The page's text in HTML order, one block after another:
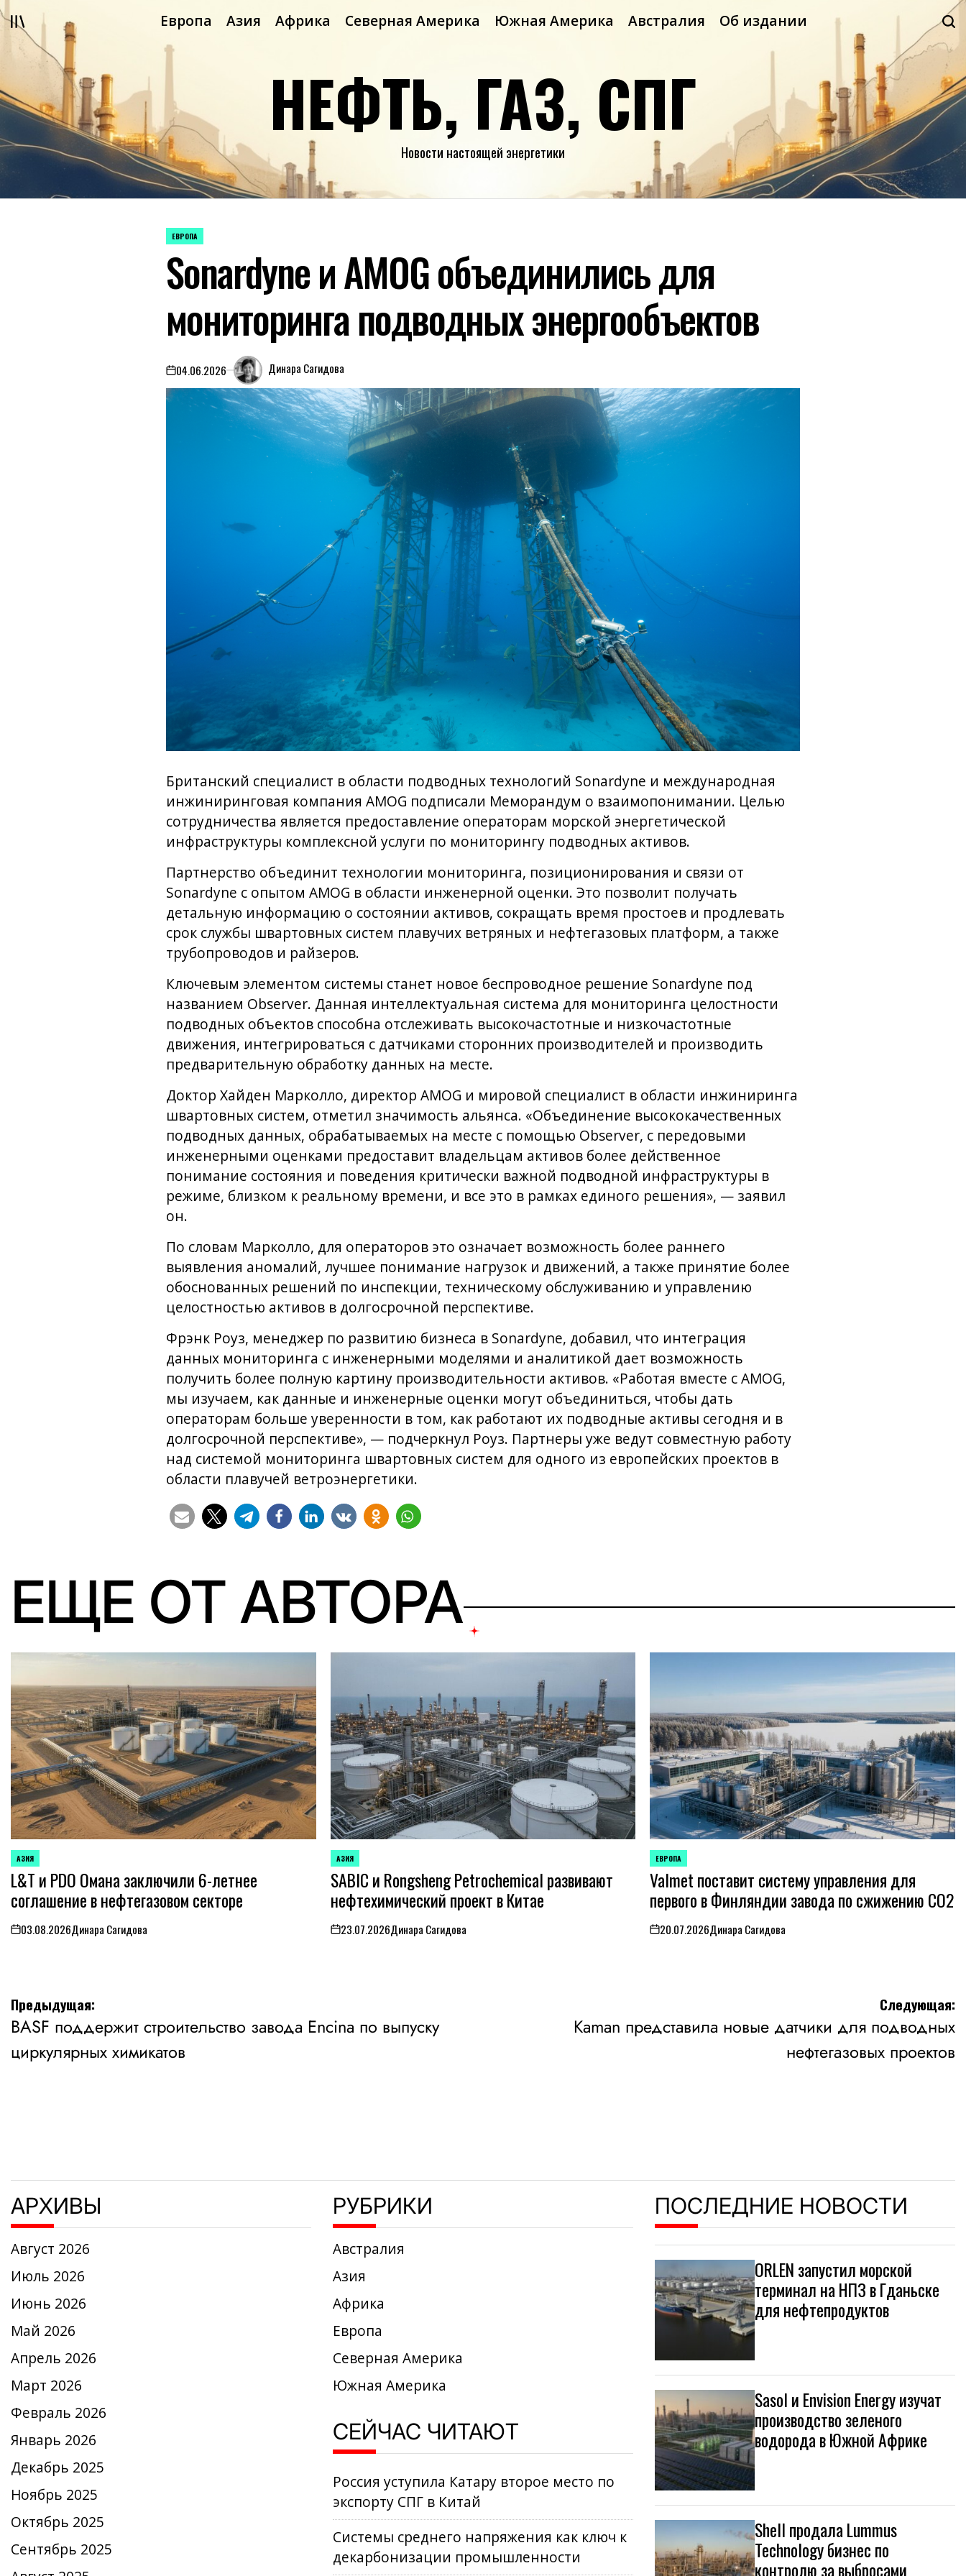
Перейти
содержимому
Европа Азия Африка Северная Америка Южная Америка Австралия Об издании
НЕФТЬ, ГАЗ, СПГ
Новости настоящей энергетики
ОПУБЛИКОВАНО
ЕВРОПА
Sonardyne и AMOG объединились для
мониторинга подводных энергообъектов
on04.06.2026 Динара Сагидова
Британский специалист в области подводных технологий Sonardyne и международная
инжиниринговая компания AMOG подписали Меморандум о взаимопонимании. Целью
сотрудничества является предоставление операторам морской энергетической
инфраструктуры комплексной услуги по мониторингу подводных активов.
Партнерство объединит технологии мониторинга, позиционирования и связи от
Sonardyne с опытом AMOG в области инженерной оценки. Это позволит получать
детальную информацию о состоянии активов, сокращать время простоев и продлевать
срок службы швартовных систем плавучих ветряных и нефтегазовых платформ, а также
трубопроводов и райзеров.
Ключевым элементом системы станет новое беспроводное решение Sonardyne под
названием Observer. Данная интеллектуальная система для мониторинга целостности
подводных объектов способна отслеживать высокочастотные и низкочастотные
движения, интегрироваться с датчиками сторонних производителей и производить
предварительную обработку данных на месте.
Доктор Хайден Марколло, директор AMOG и мировой специалист в области инжиниринга
швартовных систем, отметил значимость альянса. «Объединение высококачественных
подводных данных, обрабатываемых на месте с помощью Observer, с передовыми
инженерными оценками предоставит владельцам активов более действенное
понимание состояния и поведения критически важной подводной инфраструктуры в
режиме, близком к реальному времени, и все это в рамках единого решения», — заявил
он.
По словам Марколло, для операторов это означает возможность более раннего
выявления аномалий, лучшее понимание нагрузок и движений, а также принятие более
обоснованных решений по инспекции, техническому обслуживанию и управлению
целостностью активов в долгосрочной перспективе.
Фрэнк Роуз, менеджер по развитию бизнеса в Sonardyne, добавил, что интеграция
данных мониторинга с инженерными моделями и аналитикой дает возможность
получить более полную картину производительности активов. «Работая вместе с AMOG,
мы изучаем, как данные и инженерные оценки могут объединиться, чтобы дать
операторам больше уверенности в том, как работают их подводные активы сегодня и в
долгосрочной перспективе», — подчеркнул Роуз. Партнеры уже ведут совместную работу
над системой мониторинга швартовных систем для одного из европейских проектов в
области плавучей ветроэнергетики.
ЕЩЕ ОТ АВТОРА
ОПУБЛИКОВАНО
В
АЗИЯ
L&T и PDO Омана заключили 6-летнее
соглашение в нефтегазовом секторе
on03.08.2026Динара Сагидова
ОПУБЛИКОВАНО
В
АЗИЯ
SABIC и Rongsheng Petrochemical развивают
нефтехимический проект в Китае
on23.07.2026Динара Сагидова
ОПУБЛИКОВАНО
В
ЕВРОПА
Valmet поставит систему управления для
первого в Финляндии завода по сжижению CO2
on20.07.2026Динара Сагидова
Навигация
по
записям
Предыдущая:
BASF поддержит строительство завода Encina по выпуску
циркулярных химикатов
Следующая:
Kaman представила новые датчики для подводных
нефтегазовых проектов
АРХИВЫ
Август 2026
Июль 2026
Июнь 2026
Май 2026
Апрель 2026
Март 2026
Февраль 2026
Январь 2026
Декабрь 2025
Ноябрь 2025
Октябрь 2025
Сентябрь 2025
РУБРИКИ
Австралия
Азия
Африка
Европа
Северная Америка
Южная Америка
СЕЙЧАС ЧИТАЮТ
Россия уступила Катару второе место по
экспорту СПГ в Китай
Системы среднего напряжения как ключ к
декарбонизации промышленности
ПОСЛЕДНИЕ НОВОСТИ
ORLEN запустил морской
терминал на НПЗ в Гданьске
для нефтепродуктов
Sasol и Envision Energy изучат
производство зеленого
водорода в Южной Африке
Shell продала Lummus
Technology бизнес по
контролю за выбросами